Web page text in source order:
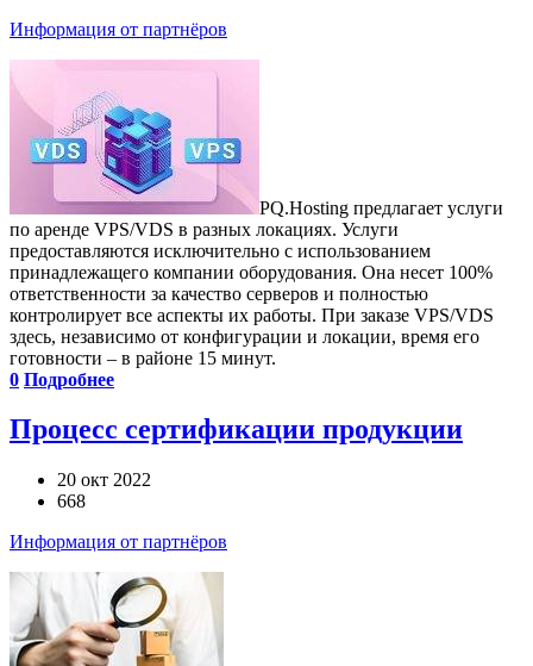
Информация от партнёров
PQ.Hosting предлагает услуги
по аренде VPS/VDS в разных локациях. Услуги
предоставляются исключительно с использованием
принадлежащего компании оборудования. Она несет 100%
ответственности за качество серверов и полностью
контролирует все аспекты их работы. При заказе VPS/VDS
здесь, независимо от конфигурации и локации, время его
готовности – в районе 15 минут.
0 Подробнее
Процесс сертификации продукции
20 окт 2022
668
Информация от партнёров